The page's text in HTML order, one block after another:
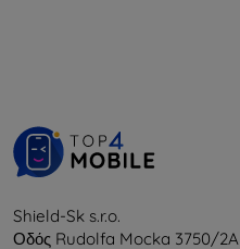
Shield-Sk s.r.o.
Οδός Rudolfa Mocka 3750/2A